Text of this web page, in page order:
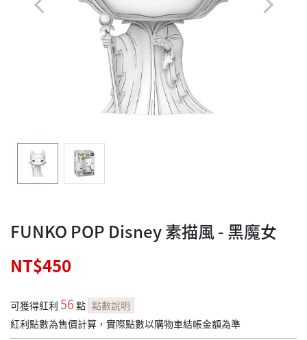
FUNKO POP Disney 素描風 - 黑魔女
NT$450
可獲得紅利 56點 點數說明
紅利點數為售價計算，實際點數以購物車結帳金額為準